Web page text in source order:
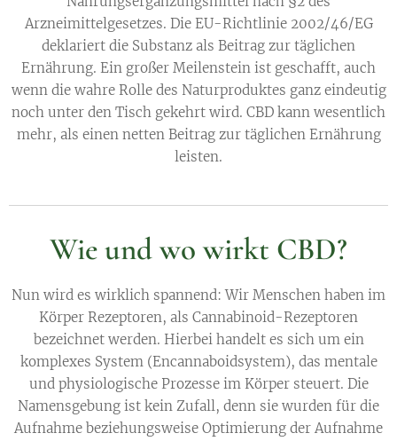
Arzneimittelgesetzes. Die EU-Richtlinie 2002/46/EG
deklariert die Substanz als Beitrag zur täglichen
Ernährung. Ein großer Meilenstein ist geschafft, auch
wenn die wahre Rolle des Naturproduktes ganz eindeutig
noch unter den Tisch gekehrt wird. CBD kann wesentlich
mehr, als einen netten Beitrag zur täglichen Ernährung
leisten.
Wie und wo wirkt CBD?
Nun wird es wirklich spannend: Wir Menschen haben im
Körper Rezeptoren, als Cannabinoid-Rezeptoren
bezeichnet werden. Hierbei handelt es sich um ein
komplexes System (Encannaboidsystem), das mentale
und physiologische Prozesse im Körper steuert. Die
Namensgebung ist kein Zufall, denn sie wurden für die
Aufnahme beziehungsweise Optimierung der Aufnahme